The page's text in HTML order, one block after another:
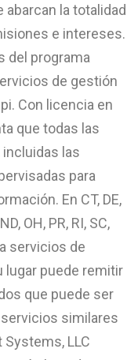
la totalidad
e intereses.
del programa
de gestión
Con licencia en
que todas las
las
para
En CT, DE,
OH, PR, RI, SC,
servicios de
lugar puede remitir
que puede ser
similares
LLC